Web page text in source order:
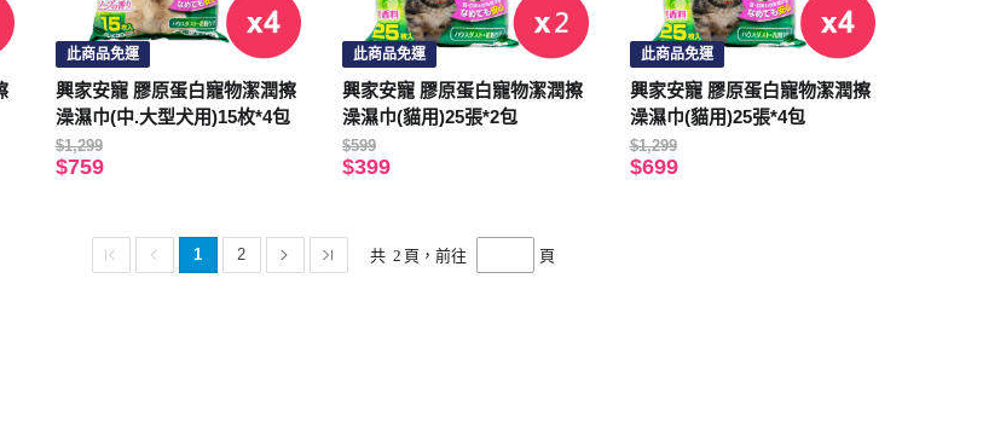
此商品免運
興家安寵 膠原蛋白寵物潔潤擦
澡濕巾(中.大型犬用)15枚*4包
$1,299
$759
此商品免運
興家安寵 膠原蛋白寵物潔潤擦
澡濕巾(貓用)25張*2包
$599
$399
此商品免運
興家安寵 膠原蛋白寵物潔潤擦
澡濕巾(貓用)25張*4包
$1,299
$699
1 2 共 2 頁，前往 頁